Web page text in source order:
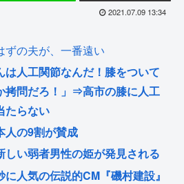
2021.07.09 13:34
ずの夫が、一番遠い
は人工関節なんだ！膝をついて
拷問だろ！」⇒高市の膝に人工
たらない
人の9割が賛成
しい弱者男性の姫が発見される
人気の伝説的CM『磯村建設』